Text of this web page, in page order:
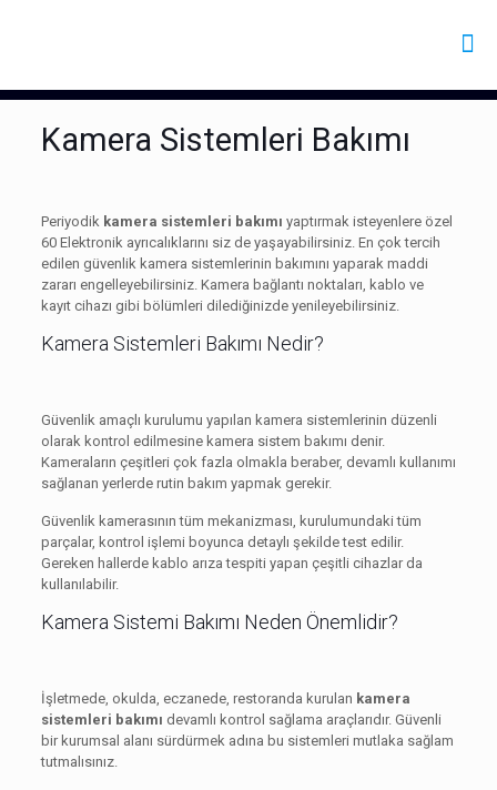
Kamera Sistemleri Bakımı
Periyodik kamera sistemleri bakımı yaptırmak isteyenlere özel
60 Elektronik ayrıcalıklarını siz de yaşayabilirsiniz. En çok tercih
edilen güvenlik kamera sistemlerinin bakımını yaparak maddi
zararı engelleyebilirsiniz. Kamera bağlantı noktaları, kablo ve
kayıt cihazı gibi bölümleri dilediğinizde yenileyebilirsiniz.
Kamera Sistemleri Bakımı Nedir?
Güvenlik amaçlı kurulumu yapılan kamera sistemlerinin düzenli
olarak kontrol edilmesine kamera sistem bakımı denir.
Kameraların çeşitleri çok fazla olmakla beraber, devamlı kullanımı
sağlanan yerlerde rutin bakım yapmak gerekir.
Güvenlik kamerasının tüm mekanizması, kurulumundaki tüm
parçalar, kontrol işlemi boyunca detaylı şekilde test edilir.
Gereken hallerde kablo arıza tespiti yapan çeşitli cihazlar da
kullanılabilir.
Kamera Sistemi Bakımı Neden Önemlidir?
İşletmede, okulda, eczanede, restoranda kurulan kamera
sistemleri bakımı devamlı kontrol sağlama araçlarıdır. Güvenli
bir kurumsal alanı sürdürmek adına bu sistemleri mutlaka sağlam
tutmalısınız.